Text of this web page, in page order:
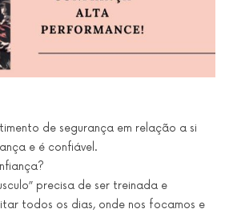
de segurança em relação a si
e é confiável.
precisa de ser treinada e
todos os dias, onde nos focamos e